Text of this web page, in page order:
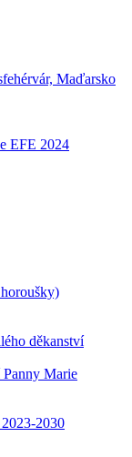
Maďarsko
EFE 2024
děkanství
Marie
2030